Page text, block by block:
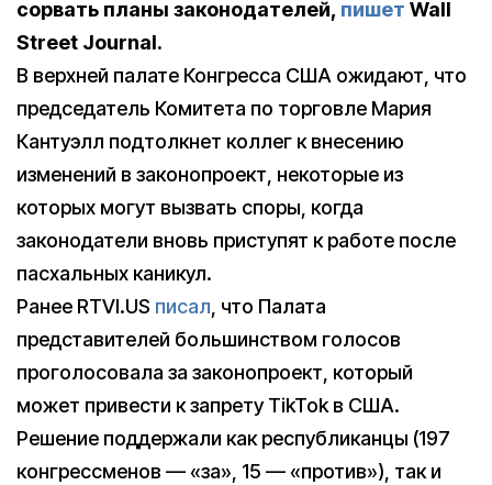
сорвать планы законодателей, пишет Wall
Street Journal.
В верхней палате Конгресса США ожидают, что
председатель Комитета по торговле Мария
Кантуэлл подтолкнет коллег к внесению
изменений в законопроект, некоторые из
которых могут вызвать споры, когда
законодатели вновь приступят к работе после
пасхальных каникул.
Ранее RTVI.US писал, что Палата
представителей большинством голосов
проголосовала за законопроект, который
может привести к запрету TikTok в США.
Решение поддержали как республиканцы (197
конгрессменов — «за», 15 — «против»), так и